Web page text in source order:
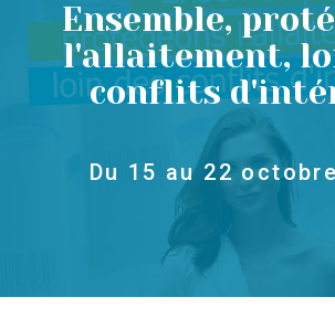
Ensemble,
l'allaitement,
conflits
Du 15 au 22